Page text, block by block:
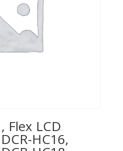
Flex LCD
HC16,